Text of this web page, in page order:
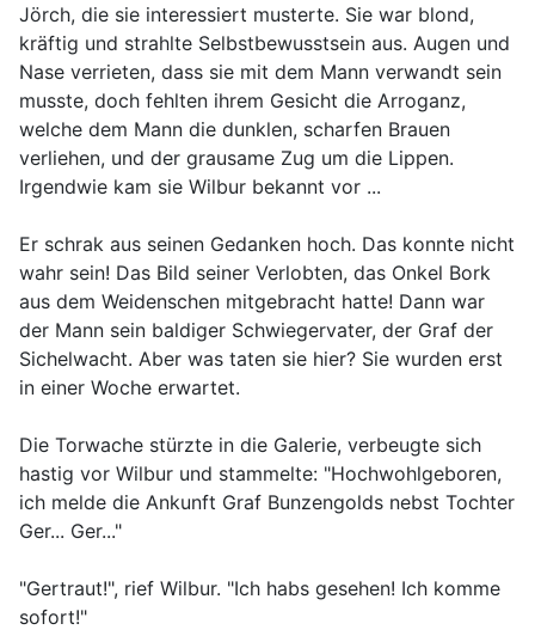
Jörch, die sie interessiert musterte. Sie war blond,
kräftig und strahlte Selbstbewusstsein aus. Augen und
Nase verrieten, dass sie mit dem Mann verwandt sein
musste, doch fehlten ihrem Gesicht die Arroganz,
welche dem Mann die dunklen, scharfen Brauen
verliehen, und der grausame Zug um die Lippen.
Irgendwie kam sie Wilbur bekannt vor ...
Er schrak aus seinen Gedanken hoch. Das konnte nicht
wahr sein! Das Bild seiner Verlobten, das Onkel Bork
aus dem Weidenschen mitgebracht hatte! Dann war
der Mann sein baldiger Schwiegervater, der Graf der
Sichelwacht. Aber was taten sie hier? Sie wurden erst
in einer Woche erwartet.
Die Torwache stürzte in die Galerie, verbeugte sich
hastig vor Wilbur und stammelte: "Hochwohlgeboren,
ich melde die Ankunft Graf Bunzengolds nebst Tochter
Ger... Ger..."
"Gertraut!", rief Wilbur. "Ich habs gesehen! Ich komme
sofort!"